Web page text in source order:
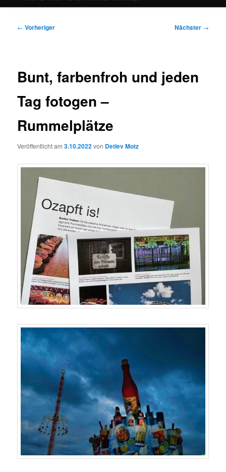
Beitragsnavigation
← Vorheriger Nächster →
Bunt, farbenfroh und jeden
Tag fotogen –
Rummelplätze
Veröffentlicht am3.10.2022von Detlev Motz